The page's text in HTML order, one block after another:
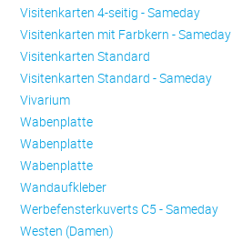
Visitenkarten 4-seitig - Sameday
Visitenkarten mit Farbkern - Sameday
Visitenkarten Standard
Visitenkarten Standard - Sameday
Vivarium
Wabenplatte
Wabenplatte
Wabenplatte
Wandaufkleber
Werbefensterkuverts C5 - Sameday
Westen (Damen)